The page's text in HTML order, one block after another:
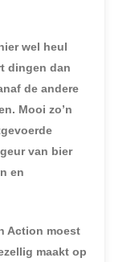
wel heul
dingen dan
de andere
Mooi zo’n
van bier
en
Action moest
maakt op